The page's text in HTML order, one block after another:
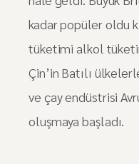
kadar popüler oldu
tüketimi alkol
Çin’in Batılı
ve çay endüstrisi
oluşmaya başladı.